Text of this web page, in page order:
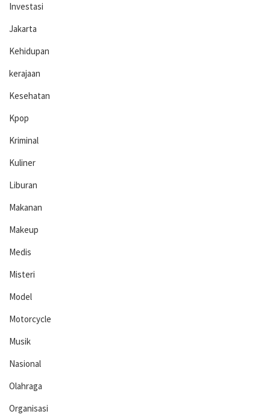
Investasi
Jakarta
Kehidupan
kerajaan
Kesehatan
Kpop
Kriminal
Kuliner
Liburan
Makanan
Makeup
Medis
Misteri
Model
Motorcycle
Musik
Nasional
Olahraga
Organisasi